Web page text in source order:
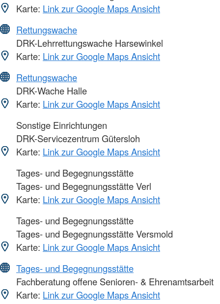
Karte: Link zur Google Maps Ansicht
Rettungswache
DRK-Lehrrettungswache Harsewinkel
Karte: Link zur Google Maps Ansicht
Rettungswache
DRK-Wache Halle
Karte: Link zur Google Maps Ansicht
Sonstige Einrichtungen
DRK-Servicezentrum Gütersloh
Karte: Link zur Google Maps Ansicht
Tages- und Begegnungsstätte
Tages- und Begegnungsstätte Verl
Karte: Link zur Google Maps Ansicht
Tages- und Begegnungsstätte
Tages- und Begegnungsstätte Versmold
Karte: Link zur Google Maps Ansicht
Tages- und Begegnungsstätte
Fachberatung offene Senioren- & Ehrenamtsarbeit
Karte: Link zur Google Maps Ansicht